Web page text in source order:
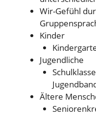
Wir-Gefühl
Kinder
Jugendliche
Ältere